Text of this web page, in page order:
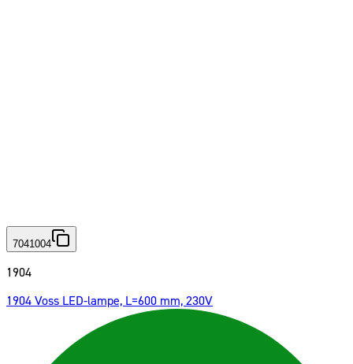
7041004
1904
1904 Voss LED-lampe, L=600 mm, 230V